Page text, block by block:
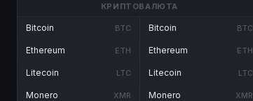
КРИПТОВАЛЮТА
Bitcoin BTC
Ethereum ETH
Litecoin LTC
Monero XMR
Bitcoin BTC
Ethereum ETH
Litecoin LTC
Monero XMR